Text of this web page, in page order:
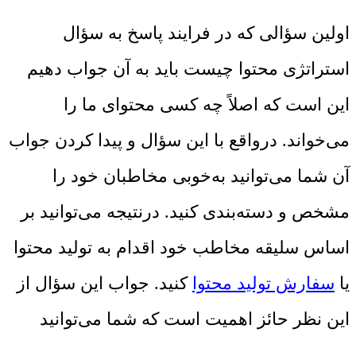
اولین سؤالی که در فرایند پاسخ به سؤال
استراتژی محتوا چیست باید به آن جواب دهیم
این است که اصلاً چه کسی محتوای ما را
می‌خواند. درواقع با این سؤال و پیدا کردن جواب
آن شما می‌توانید به‌خوبی مخاطبان خود را
مشخص و دسته‌بندی کنید. درنتیجه می‌توانید بر
اساس سلیقه مخاطب خود اقدام به تولید محتوا
یا سفارش تولید محتوا کنید. جواب این سؤال از
این نظر حائز اهمیت است که شما می‌توانید